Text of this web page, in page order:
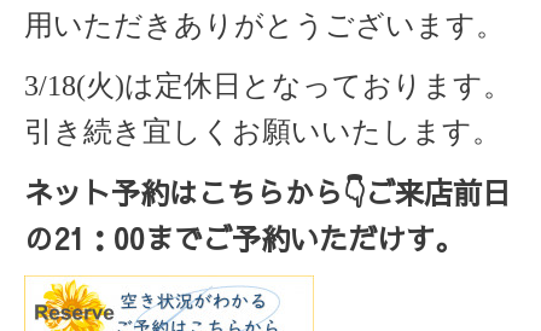
用いただきありがとうございます。
3/18(火)は定休日となっております。
引き続き宜しくお願いいたします。
ネット予約はこちらから👇ご来店前日
の21 ： 00までご予約いただけす。